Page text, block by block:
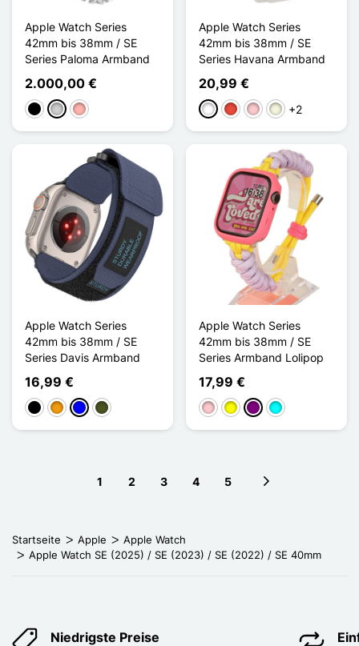
Apple Watch Series
42mm bis 38mm / SE
Series Paloma Armband
2.000,00 €
Schwarz
SilberRoségold
Apple Watch Series
42mm bis 38mm / SE
Series Havana Armband
20,99 €
WeißRot PinkBeige
+2
Apple Watch Series
42mm bis 38mm / SE
Series Davis Armband
16,99 €
Schwarz
Orange
BlauVert Armée
Apple Watch Series
42mm bis 38mm / SE
Series Armband Lolipop
17,99 €
PinkGelbViolettCyan
1 2 3 4 5
Startseite Apple
Apple Watch
Apple Watch SE (2025) / SE (2023) / SE (2022) / SE 40mm
Niedrigste Preise